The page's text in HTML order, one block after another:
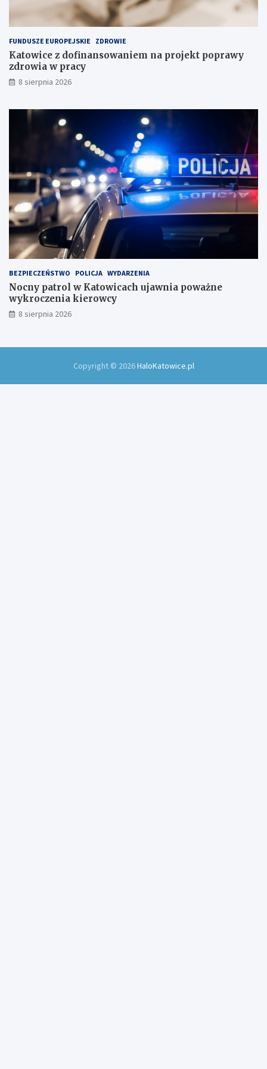
k
d
o
w
i
u
c
FUNDUSZE EUROPEJSKIE ZDROWIE
Katowice z dofinansowaniem na projekt poprawy
zdrowia w pracy
8 sierpnia 2026
BEZPIECZEŃSTWO POLICJA WYDARZENIA
Nocny patrol w Katowicach ujawnia poważne
wykroczenia kierowcy
8 sierpnia 2026
Copyright © 2026HaloKatowice.pl